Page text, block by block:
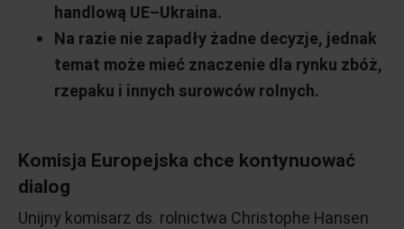
handlową UE–Ukraina.
Na razie nie zapadły żadne decyzje, jednak
temat może mieć znaczenie dla rynku zbóż,
rzepaku i innych surowców rolnych.
Komisja Europejska chce kontynuować
dialog
Unijny komisarz ds. rolnictwa Christophe Hansen